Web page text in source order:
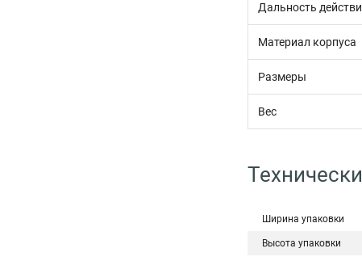
Дальность
Материал корпуса
Размеры
Вес
Ширина упаковки
Высота упаковки